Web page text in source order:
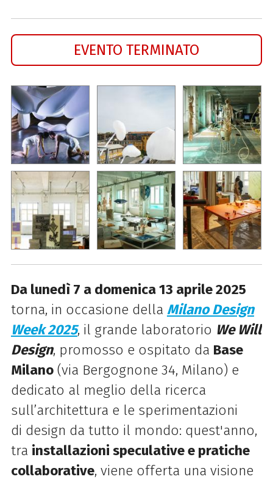
EVENTO TERMINATO
Da lunedì 7 a domenica 13 aprile 2025
torna, in occasione della Milano Design
Week 2025, il grande laboratorio We Will
Design, promosso e ospitato da Base
Milano(via Bergognone 34, Milano) e
dedicato al meglio della ricerca
sull’architettura e le sperimentazioni
di design da tutto il mondo: quest'anno,
tra installazioni speculative e pratiche
collaborative, viene offerta una visione